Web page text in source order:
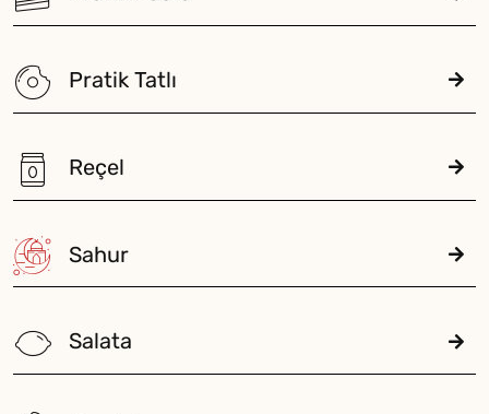
Pratik Tatlı
Reçel
Sahur
Salata